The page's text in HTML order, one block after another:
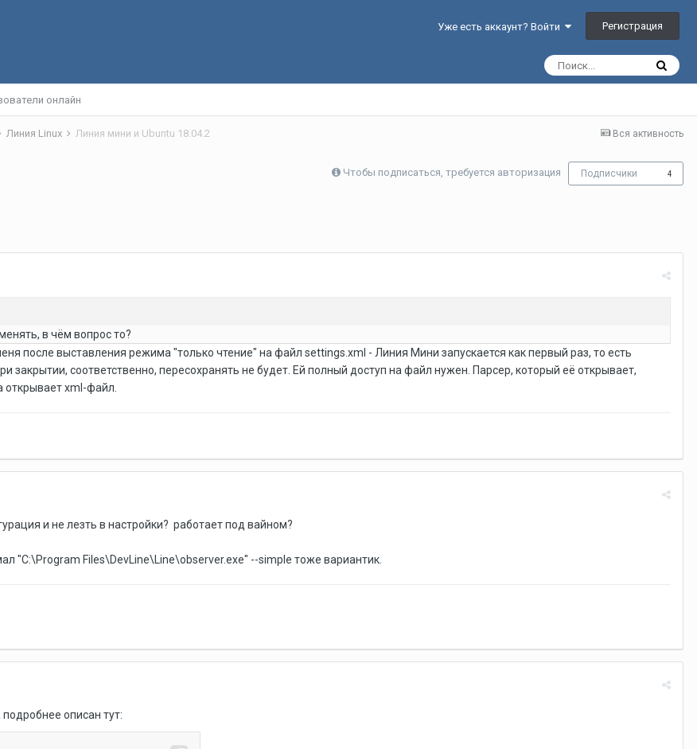
Уже есть аккаунт? Войти Регистрация
онлайн
Вся активность
Линия Linux Линия мини и Ubuntu 18.04.2
Чтобы подписаться, требуется авторизация Подписчики 4
в чём вопрос то?
после выставления режима "только чтение" на файл settings.xml - Линия Мини запускается как первый раз, то есть
закрытии, соответственно, пересохранять не будет. Ей полный доступ на файл нужен. Парсер, который её открывает,
открывает xml-файл.
и не лезть в настройки? работает под вайном?
"C:\Program Files\DevLine\Line\observer.exe" --simple тоже вариантик.
описан тут: